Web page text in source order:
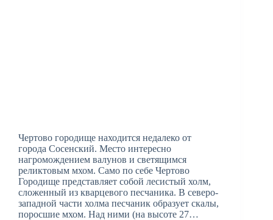
Чертово городище находится недалеко от
города Сосенский. Место интересно
нагромождением валунов и светящимся
реликтовым мхом. Само по себе Чертово
Городище представляет собой лесистый холм,
сложенный из кварцевого песчаника. В северо-
западной части холма песчаник образует скалы,
поросшие мхом. Над ними (на высоте 27…